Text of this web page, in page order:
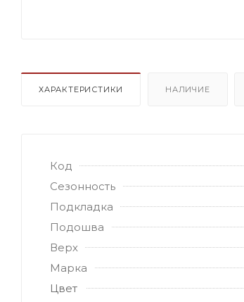
ХАРАКТЕРИСТИКИ НАЛИЧИЕ
Код
Сезонность
Подкладка
Подошва
Верх
Марка
Цвет